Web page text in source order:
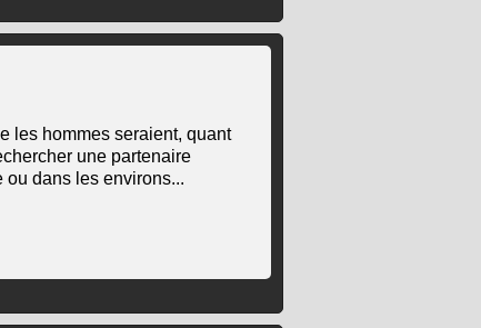
les hommes seraient, quant
une partenaire
ou dans les environs...